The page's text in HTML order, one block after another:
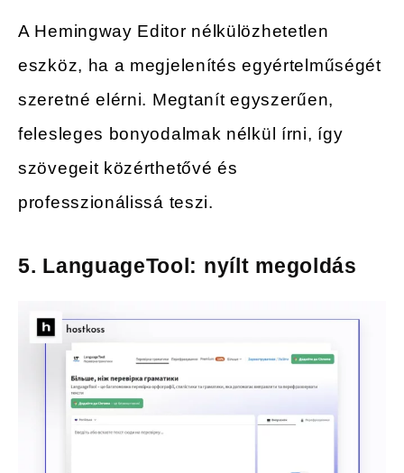
A Hemingway Editor nélkülözhetetlen
eszköz, ha a megjelenítés egyértelműségét
szeretné elérni. Megtanít egyszerűen,
felesleges bonyodalmak nélkül írni, így
szövegeit közérthetővé és
professzionálissá teszi.
5. LanguageTool: nyílt megoldás